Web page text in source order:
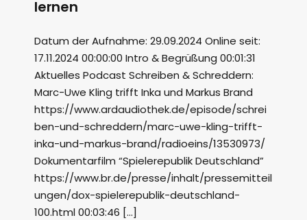
lernen
Datum der Aufnahme: 29.09.2024 Online seit:
17.11.2024 00:00:00 Intro & Begrüßung 00:01:31
Aktuelles Podcast Schreiben & Schreddern:
Marc-Uwe Kling trifft Inka und Markus Brand
https://www.ardaudiothek.de/episode/schrei
ben-und-schreddern/marc-uwe-kling-trifft-
inka-und-markus-brand/radioeins/13530973/
Dokumentarfilm “Spielerepublik Deutschland”
https://www.br.de/presse/inhalt/pressemitteil
ungen/dox-spielerepublik-deutschland-
100.html 00:03:46 […]